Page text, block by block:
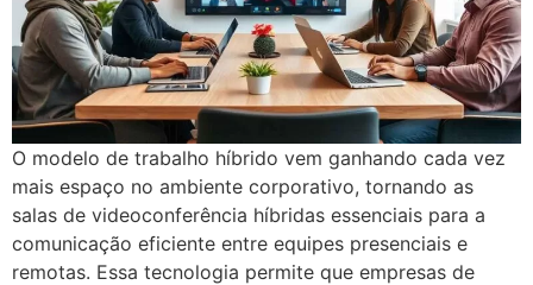
O modelo de trabalho híbrido vem ganhando cada vez
mais espaço no ambiente corporativo, tornando as
salas de videoconferência híbridas essenciais para a
comunicação eficiente entre equipes presenciais e
remotas. Essa tecnologia permite que empresas de